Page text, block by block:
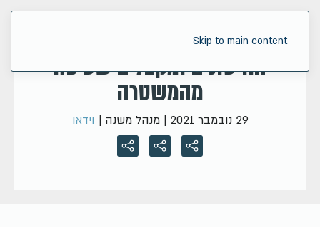
Skip to main content
הכבאים ביוון מוחים נגד כפיית
החיסונים ומקבלים שטיפה
מהמשטרה
29 נובמבר 2021 | מנהל משנה | וידאו